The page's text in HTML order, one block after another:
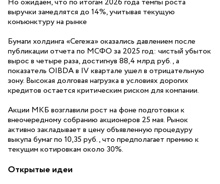
Но ожидаем, что по итогам 2026 года темпы роста
выручки замедлятся до 14%, учитывая текущую
конъюнктуру на рынке
Бумаги холдинга «Сегежа» оказались давлением после
публикации отчета по МСФО за 2025 год: чистый убыток
вырос в четыре раза, достигнув 88,4 млрд руб., а
показатель OIBDA в IV квартале ушел в отрицательную
зону. Высокая долговая нагрузка в условиях дорогих
кредитов остается критическим риском для компании.
Акции МКБ возглавили рост на фоне подготовки к
внеочередному собранию акционеров 25 мая. Рынок
активно закладывает в цену объявленную процедуру
выкупа бумаг по 10,35 руб., что предполагает премию к
текущим котировкам около 30%.
Открытые идеи